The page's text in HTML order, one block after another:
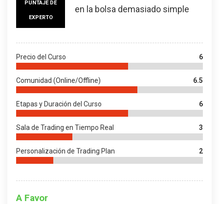
PUNTAJE DE
EXPERTO
en la bolsa demasiado simple
Precio del Curso 6
Comunidad (Online/Offline) 6.5
Etapas y Duración del Curso 6
Sala de Trading en Tiempo Real 3
Personalización de Trading Plan 2
A Favor